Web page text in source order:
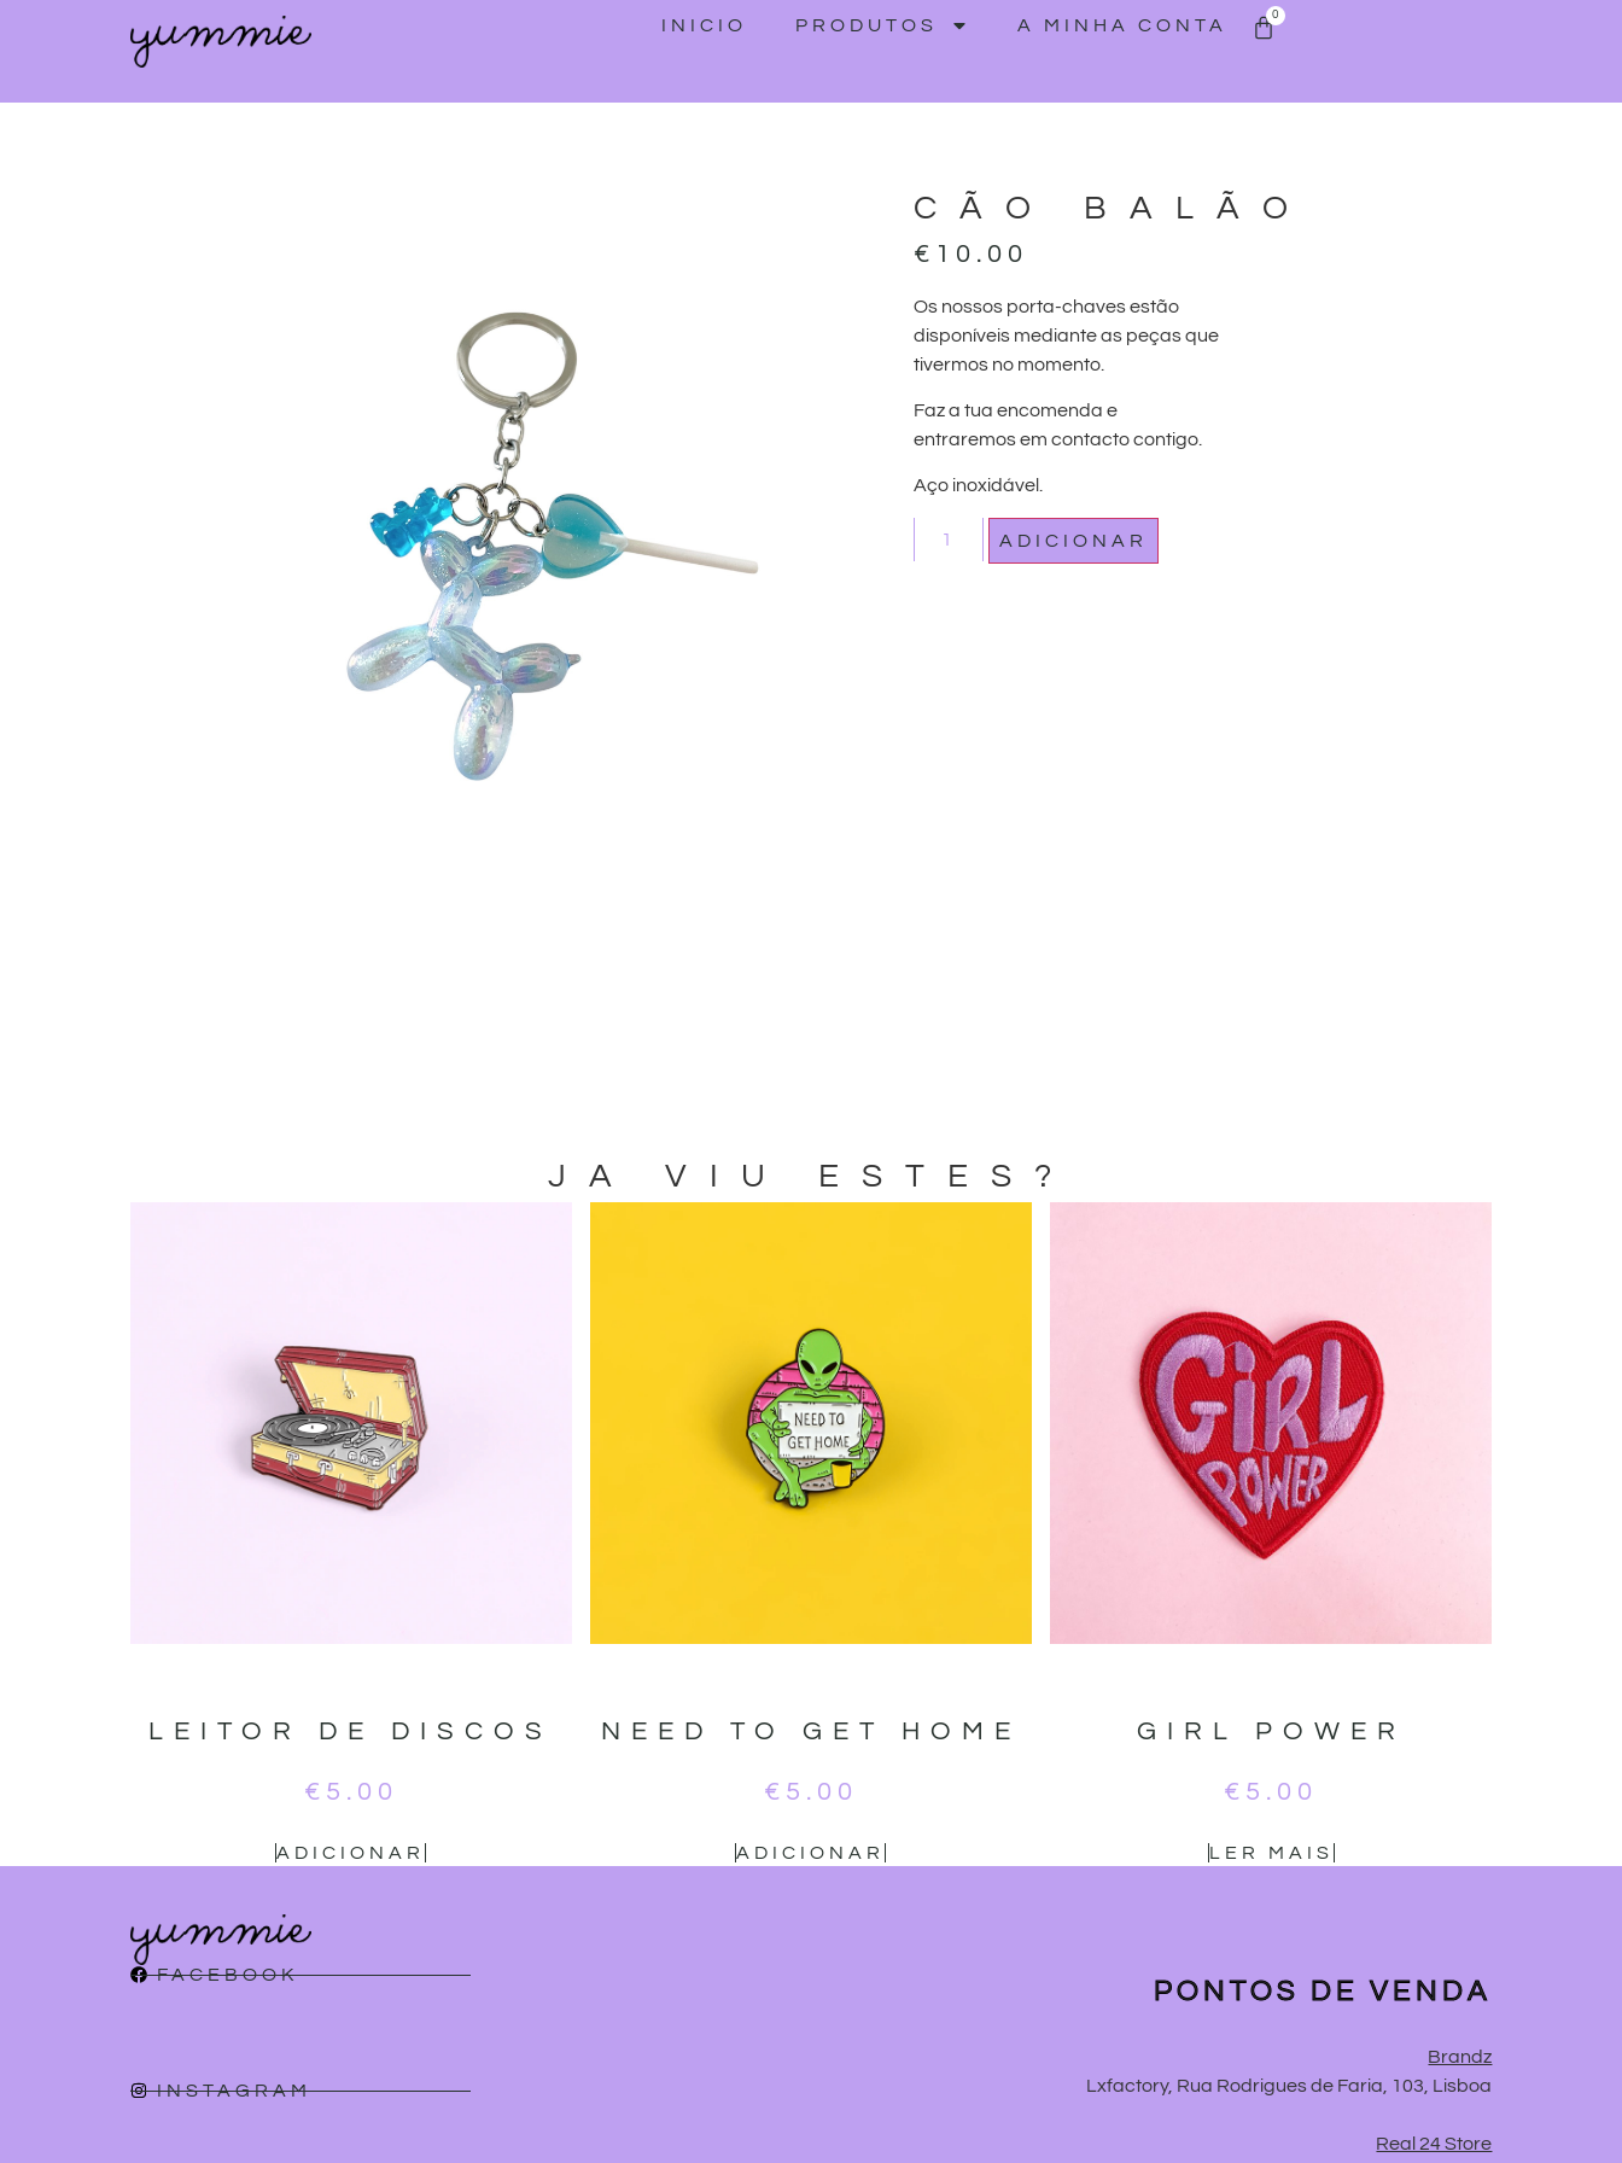
INICIO PRODUTOS A MINHA CONTA
0
CÃO BALÃO
€ 10.00
Os nossos porta-chaves estão
disponíveis mediante as peças que
tivermos no momento.
Faz a tua encomenda e
entraremos em contacto contigo.
Aço inoxidável.
ADICIONAR
JA VIU ESTES?
LEITOR DE DISCOS
€ 5.00
ADICIONAR
NEED TO GET HOME
€ 5.00
ADICIONAR
GIRL POWER
€ 5.00
LER MAIS
FACEBOOK
INSTAGRAM
PONTOS DE VENDA
Brandz
Lxfactory, Rua Rodrigues de Faria, 103, Lisboa
Real 24 Store